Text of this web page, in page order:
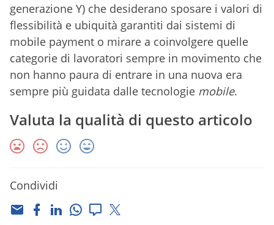
generazione Y) che desiderano sposare i valori di
flessibilità e ubiquità garantiti dai sistemi di
mobile payment o mirare a coinvolgere quelle
categorie di lavoratori sempre in movimento che
non hanno paura di entrare in una nuova era
sempre più guidata dalle tecnologie mobile.
Valuta la qualità di questo articolo
Condividi